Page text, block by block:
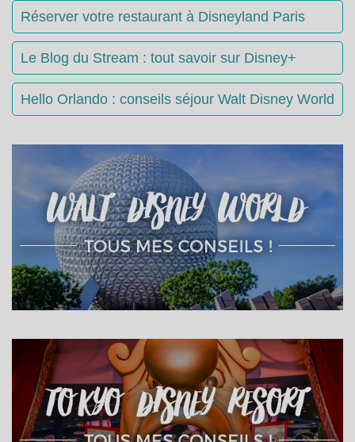
Réserver votre restaurant à Disneyland Paris
Le Blog du Stream : tout savoir sur Disney+
Hello Orlando : conseils séjour Walt Disney World